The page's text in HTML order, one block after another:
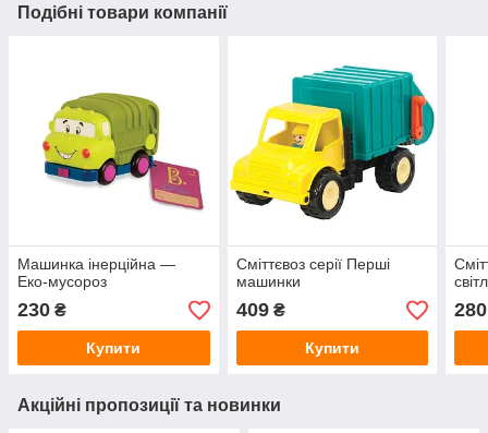
Подібні товари компанії
Машинка інерційна —
Еко-мусороз
230 ₴
Купити
Сміттєвоз серії Перші
машинки
409₴
Купити
280
Акційні пропозиції та новинки